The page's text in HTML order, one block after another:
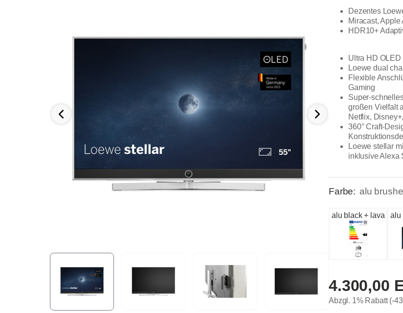
Dezentes
Miracast,
HDR10+
Ultra HD OLED
Loewe dual
Flexible
Gaming
Super-
großen Vielfalt
Netflix,
360° Craft-
Loewe stellar
inklusive Alexa
Farbe: alu
alu black + lava alu
4.300,00
Abzgl. 1% Rabatt (-